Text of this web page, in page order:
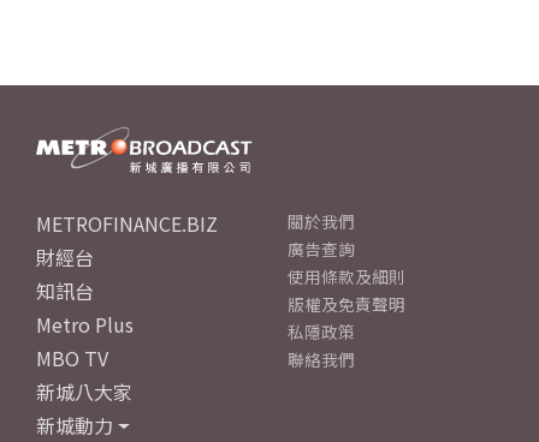
METROFINANCE.BIZ
財經台
知訊台
Metro Plus
MBO TV
新城八大家
新城動力
關於我們
廣告查詢
使用條款及細則
版權及免責聲明
私隱政策
聯絡我們